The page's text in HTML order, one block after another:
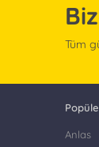
Tüm
Anlas